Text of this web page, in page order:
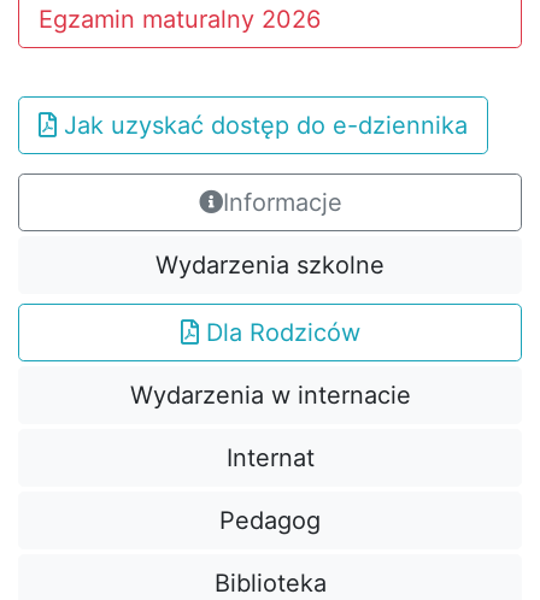
Egzamin maturalny 2026
Jak uzyskać dostęp do e-dziennika
Informacje
Wydarzenia szkolne
Dla Rodziców
Wydarzenia w internacie
Internat
Pedagog
Biblioteka